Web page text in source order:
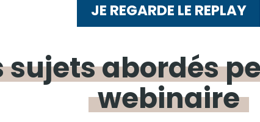
JE REGARDE LE REPLAY
sujetsabordés
webinaire